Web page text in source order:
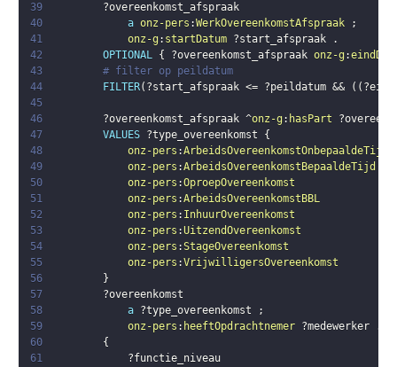
39
?overeenkomst_afspraak
40
a onz-pers :WerkOvereenkomstAfspraak
;
41
onz-g : startDatum ?start_afspraak
.
42
OPTIONAL { ?overeenkomst_afspraak onz-g :
43
# filter op peildatum
44
FILTER( ?start_afspraak <= ?peildatum && ( (
45
46
?overeenkomst_afspraak ^onz-g : hasPart
47
VALUES ?type_overeenkomst
{
48
onz-pers :ArbeidsOvereenkomstOnbepaaldeTijd
49
onz-pers :ArbeidsOvereenkomstBepaaldeTijd
50
onz-pers :OproepOvereenkomst
51
onz-pers :ArbeidsOvereenkomstBBL
52
onz-pers : InhuurOvereenkomst
53
onz-pers :UitzendOvereenkomst
54
onz-pers :StageOvereenkomst
55
onz-pers :VrijwilligersOvereenkomst
56
}
57
?overeenkomst
58
a ?type_overeenkomst
;
59
onz-pers : heeftOpdrachtnemer ?medewerker
.
60
{
61
?functie_niveau